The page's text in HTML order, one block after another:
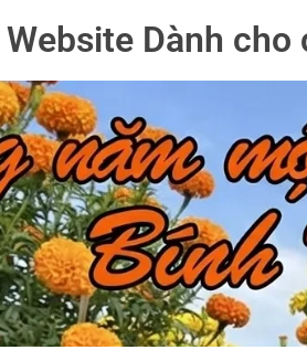
Website Dành